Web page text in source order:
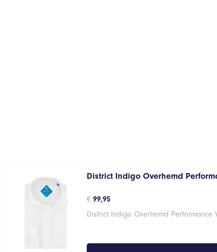
District Indigo Overhemd
€ 99,95
District Indigo Overhemd Performance